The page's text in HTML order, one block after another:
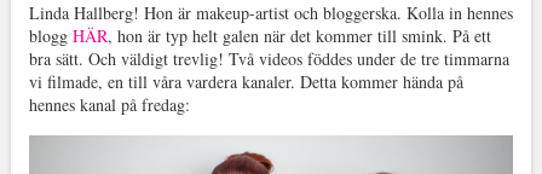
Linda Hallberg! Hon är makeup-artist och bloggerska. Kolla in hennes
bloggHÄR, hon är typ helt galen när det kommer till smink. På ett
bra sätt. Och väldigt trevlig! Två videos föddes under de tre timmarna
vi filmade, en till våra vardera kanaler. Detta kommer hända på
hennes kanal på fredag: